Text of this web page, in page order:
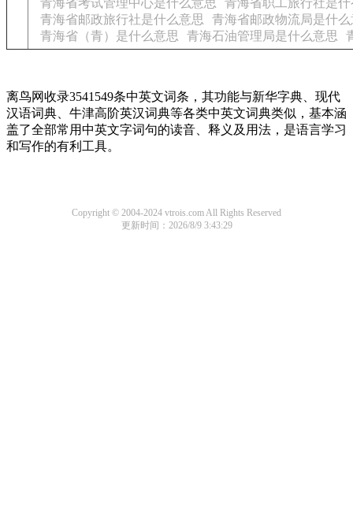
青海省考试管理中心是什么意思
青海省职工旅行社是
青海省邮政旅行社是什么意思
青海省邮政物流局是什
青海省（青）是什么意思
青海石油管理局是什么意思
离鸟网收录3541549条中英文词条，其功能与新华字典、现代
汉语词典、牛津高阶英汉词典等各类中英文词典类似，基本涵
盖了全部常用中英文字词句的读音、释义及用法，是语言学习
和写作的有利工具。
Copyright © 2004-2024 vtrois.com All Rights Reserved
更新时间：2026/8/9 3:43:29